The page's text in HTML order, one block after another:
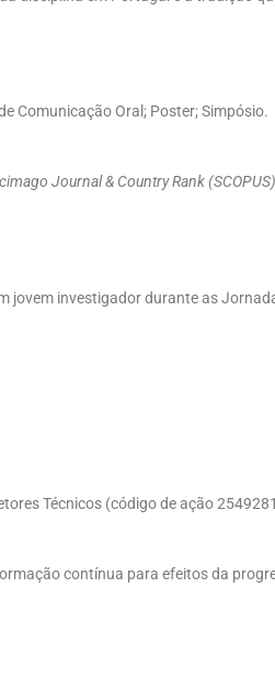
Comunicação Oral; Poster; Simpósio.
Journal & Country Rank
jovem investigador durante as
Técnicos (código de ação
contínua para efeitos da